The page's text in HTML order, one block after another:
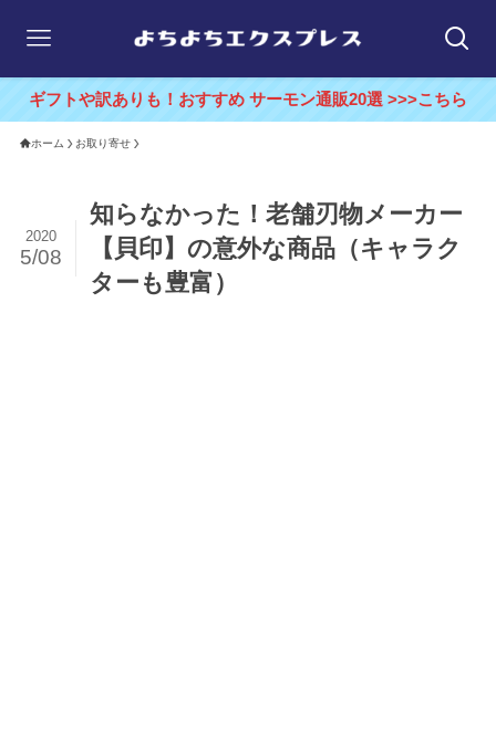
ギフトや訳ありも！おすすめ サーモン通販20選 >>>こちら
ホーム お取り寄せ
知らなかった！老舗刃物メーカー
【貝印】の意外な商品（キャラク
ターも豊富）
2020
5/08